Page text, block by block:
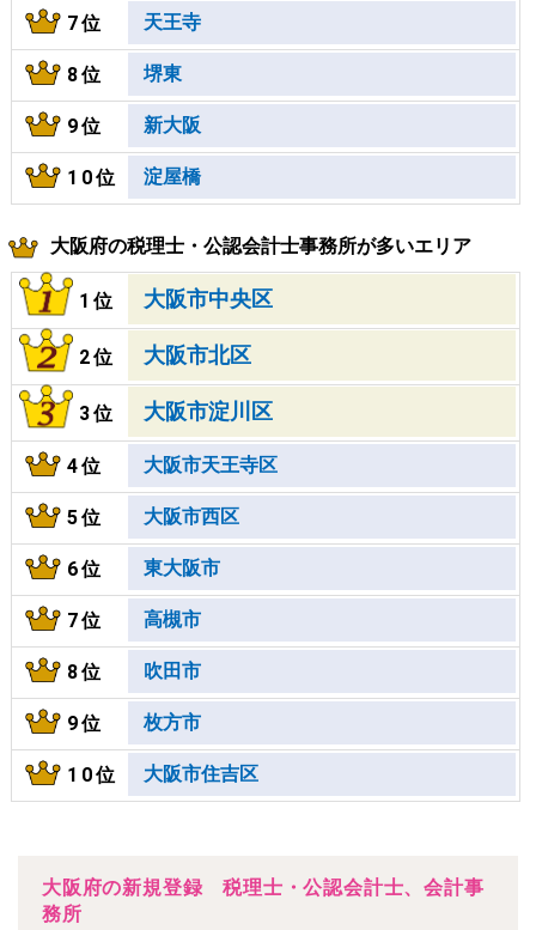
7位 天王寺
8位 堺東
9位 新大阪
10位 淀屋橋
大阪府の税理士・公認会計士事務所が多いエリア
1位 大阪市中央区
2位 大阪市北区
3位 大阪市淀川区
4位 大阪市天王寺区
5位 大阪市西区
6位 東大阪市
7位 高槻市
8位 吹田市
9位 枚方市
10位 大阪市住吉区
大阪府の新規登録 税理士・公認会計士、会計事
務所